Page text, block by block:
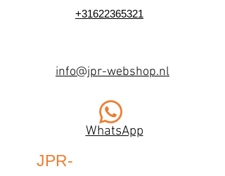
+31622365321
info@jpr-webshop.nl
WhatsApp
JPR-